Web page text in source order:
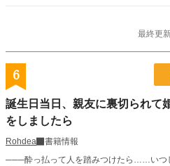
最終更
6
誕生日当日、親友に裏切られて
をしましたら
Rohdea
書籍情報
───酔っ払って人を踏みつけたら……いつしか恋に